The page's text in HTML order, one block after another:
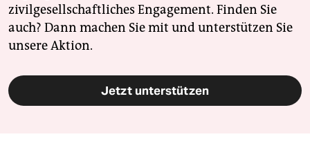
zivilgesellschaftliches Engagement. Finden Sie
auch? Dann machen Sie mit und unterstützen Sie
unsere Aktion.
Jetzt unterstützen